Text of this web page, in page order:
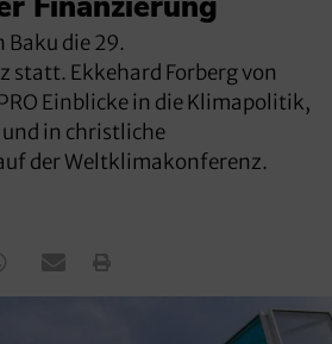
Baku die 29.
Ekkehard Forberg von
Einblicke in die Klimapolitik,
in christliche
der Weltklimakonferenz.